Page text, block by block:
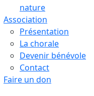
nature
Association
Présentation
La chorale
Devenir bénévole
Contact
Faire un don